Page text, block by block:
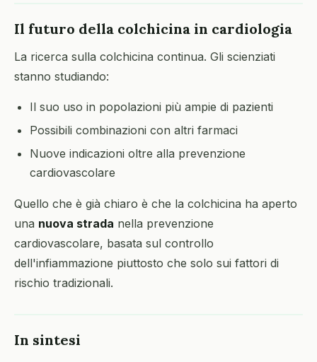
Il futuro della colchicina in cardiologia
La ricerca sulla colchicina continua. Gli scienziati
stanno studiando:
Il suo uso in popolazioni più ampie di pazienti
Possibili combinazioni con altri farmaci
Nuove indicazioni oltre alla prevenzione
cardiovascolare
Quello che è già chiaro è che la colchicina ha aperto
una nuova strada nella prevenzione
cardiovascolare, basata sul controllo
dell'infiammazione piuttosto che solo sui fattori di
rischio tradizionali.
In sintesi